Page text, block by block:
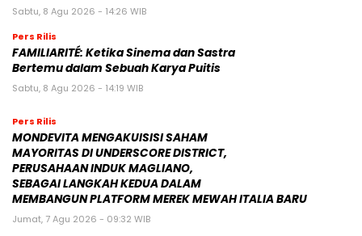
Sabtu, 8 Agu 2026 - 14:26 WIB
Pers Rilis
FAMILIARITÉ: Ketika Sinema dan Sastra
Bertemu dalam Sebuah Karya Puitis
Sabtu, 8 Agu 2026 - 14:19 WIB
Pers Rilis
MONDEVITA MENGAKUISISI SAHAM
MAYORITAS DI UNDERSCORE DISTRICT,
PERUSAHAAN INDUK MAGLIANO,
SEBAGAI LANGKAH KEDUA DALAM
MEMBANGUN PLATFORM MEREK MEWAH ITALIA BARU
Jumat, 7 Agu 2026 - 09:32 WIB